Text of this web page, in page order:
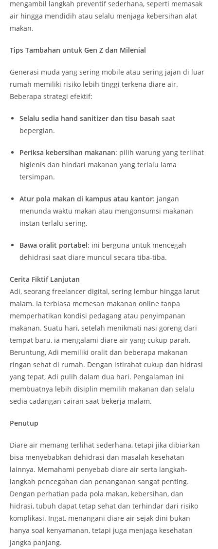
mengambil langkah preventif sederhana, seperti memasak
air hingga mendidih atau selalu menjaga kebersihan alat
makan.
Tips Tambahan untuk Gen Z dan Milenial
Generasi muda yang sering mobile atau sering jajan di luar
rumah memiliki risiko lebih tinggi terkena diare air.
Beberapa strategi efektif:
Selalu sedia hand sanitizer dan tisu basah saat
bepergian.
Periksa kebersihan makanan: pilih warung yang terlihat
higienis dan hindari makanan yang terlalu lama
tersimpan.
Atur pola makan di kampus atau kantor: jangan
menunda waktu makan atau mengonsumsi makanan
instan terlalu sering.
Bawa oralit portabel: ini berguna untuk mencegah
dehidrasi saat diare muncul secara tiba-tiba.
Cerita Fiktif Lanjutan
Adi, seorang freelancer digital, sering lembur hingga larut
malam. Ia terbiasa memesan makanan online tanpa
memperhatikan kondisi pedagang atau penyimpanan
makanan. Suatu hari, setelah menikmati nasi goreng dari
tempat baru, ia mengalami diare air yang cukup parah.
Beruntung, Adi memiliki oralit dan beberapa makanan
ringan sehat di rumah. Dengan istirahat cukup dan hidrasi
yang tepat, Adi pulih dalam dua hari. Pengalaman ini
membuatnya lebih disiplin memilih makanan dan selalu
sedia cadangan cairan saat bekerja malam.
Penutup
Diare air memang terlihat sederhana, tetapi jika dibiarkan
bisa menyebabkan dehidrasi dan masalah kesehatan
lainnya. Memahami penyebab diare air serta langkah-
langkah pencegahan dan penanganan sangat penting.
Dengan perhatian pada pola makan, kebersihan, dan
hidrasi, tubuh dapat tetap sehat dan terhindar dari risiko
komplikasi. Ingat, menangani diare air sejak dini bukan
hanya soal kenyamanan, tetapi juga menjaga kesehatan
jangka panjang.